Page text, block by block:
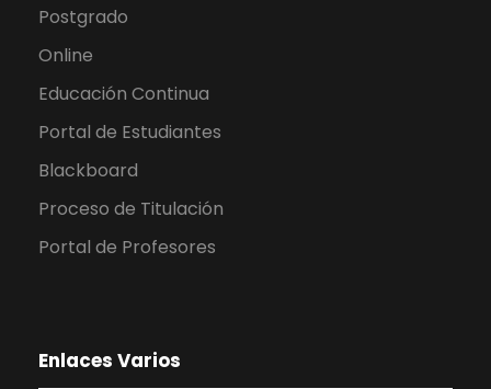
Postgrado
Online
Educación Continua
Portal de Estudiantes
Blackboard
Proceso de Titulación
Portal de Profesores
Enlaces Varios